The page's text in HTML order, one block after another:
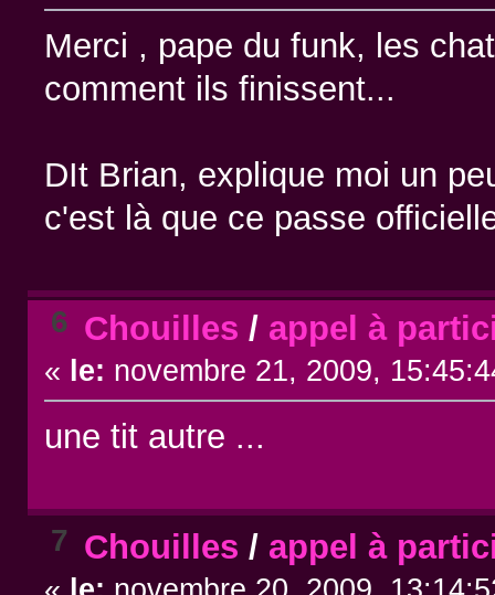
Merci , pape du funk, les
comment ils finissent...
DIt Brian, explique moi un
c'est là que ce passe
6 Chouilles / appel à
« le: novembre 21, 2009,
une tit autre ...
7 Chouilles / appel à